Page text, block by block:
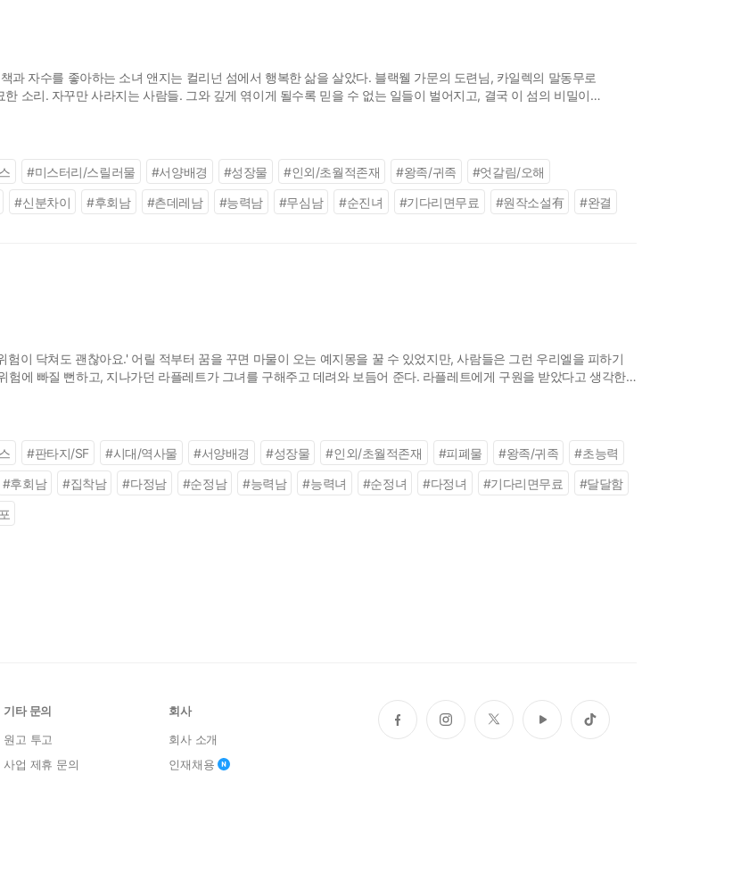
과 자수를 좋아하는 소녀 앤지는 컬리넌 섬에서 행복한 삶을 살았다. 블랙웰 가문의 도련님, 카일렉의 말동무로
소리. 자꾸만 사라지는 사람들. 그와 깊게 엮이게 될수록 믿을 수 없는 일들이 벌어지고, 결국 이 섬의 비밀이
#미스터리/스릴러물 #서양배경 #성장물 #인외/초월적존재 #왕족/귀족 #엇갈림/오해
#신분차이 #후회남 #츤데레남 #능력남 #무심남 #순진녀 #기다리면무료 #원작소설有 #완결
험이 닥쳐도 괜찮아요.' 어릴 적부터 꿈을 꾸면 마물이 오는 예지몽을 꿀 수 있었지만, 사람들은 그런 우리엘을 피하기
험에 빠질 뻔하고, 지나가던 라플레트가 그녀를 구해주고 데려와 보듬어 준다. 라플레트에게 구원을 받았다고 생각한
살기로 결심한다. 우리엘의 주인님이자 세상이 된 라플레트 모그리스. 하지만 라플레트는 우
#판타지/SF #시대/역사물 #서양배경 #성장물 #인외/초월적존재 #피폐물 #왕족/귀족 #초능력
#후회남 #집착남 #다정남 #순정남 #능력남 #능력녀 #순정녀 #다정녀 #기다리면무료 #달달함
기타 문의
원고 투고
사업 제휴 문의
회사
회사 소개
인재채용
페
이
인
스
트
위
유
튜
틱
톡